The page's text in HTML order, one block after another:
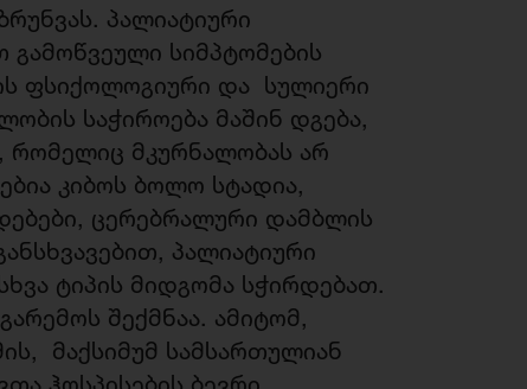
პალიატიური
სიმპტომების
ფსიქოლოგიური და სულიერი
საჭიროება მაშინ დგება,
რომელიც მკურნალობას არ
კიბოს ბოლო სტადია,
ცერებრალური დამბლის
პალიატიური
ტიპის მიდგომა სჭირდებათ.
შექმნაა. ამიტომ,
მაქსიმუმ სამსართულიან